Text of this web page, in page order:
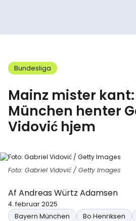
Bundesliga
Mainz mister
München henter
Vidović hjem
Foto: Gabriel Vidović / Getty Images
Af Andreas Würtz Adamsen
4. februar 2025
Bayern München
Bo Henriksen